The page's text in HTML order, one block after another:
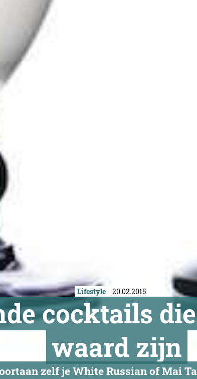
Lifestyle 20.02.2015
cocktails
waard zijn
zelf je White Russian of Mai